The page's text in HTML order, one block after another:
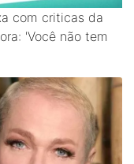
com criticas da
'Você não tem